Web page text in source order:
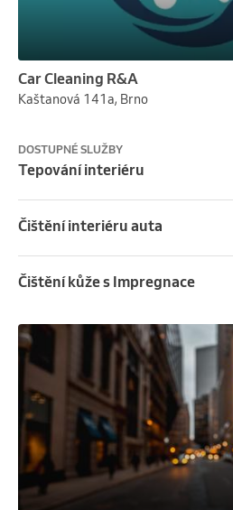
Car Cleaning R&A
Kaštanová 141a, Brno
DOSTUPNÉ SLUŽBY
Tepování interiéru
Čištění interiéru auta
Čištění kůže s Impregnace